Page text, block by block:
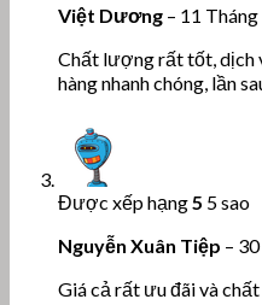
Việt Dương – 11
Chất lượng rất tốt, dịch
hàng nhanh chóng, lần
Được xếp hạng5 5 sao
Nguyễn Xuân Tiệp –
Giá cả rất ưu đãi và